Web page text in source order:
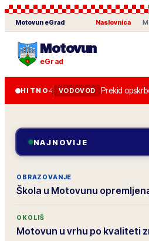
Motovun eGrad Naslovnica
Motovun
eGrad
HITNO 4 VODOVOD
NAJNOVIJE
OBRAZOVANJE
Škola u Motovunu
OKOLIŠ
Motovun u vrhu po kvaliteti